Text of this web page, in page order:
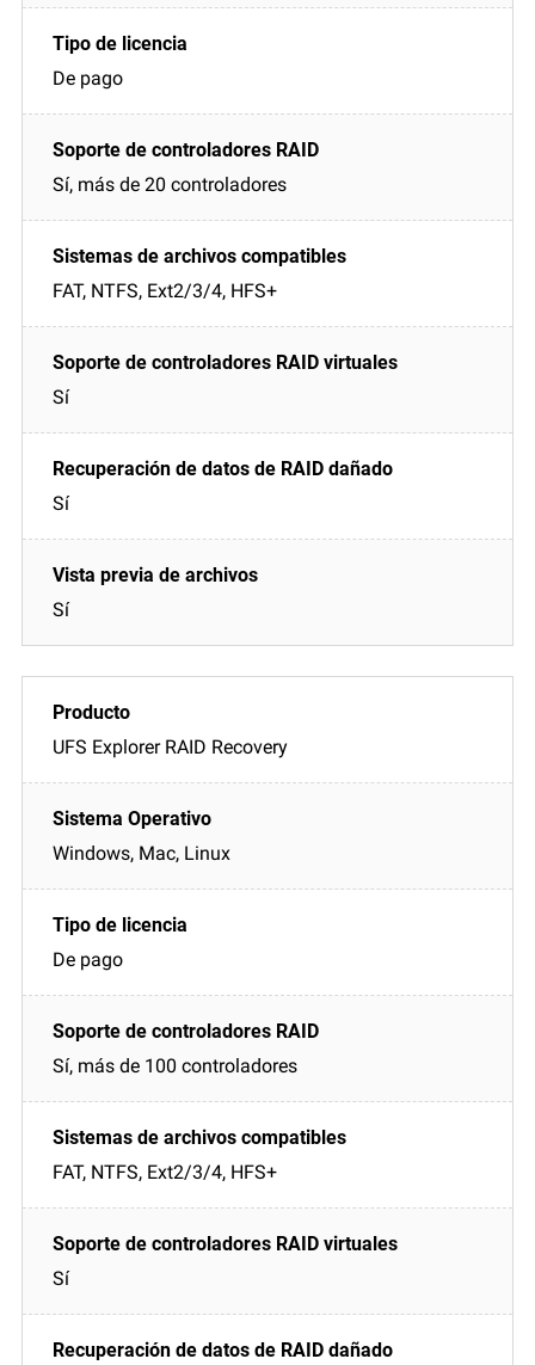
De pago
Sí, más de 20 controladores
FAT, NTFS, Ext2/3/4, HFS+
Sí
Sí
Sí
UFS Explorer RAID Recovery
Windows, Mac, Linux
De pago
Sí, más de 100 controladores
FAT, NTFS, Ext2/3/4, HFS+
Sí